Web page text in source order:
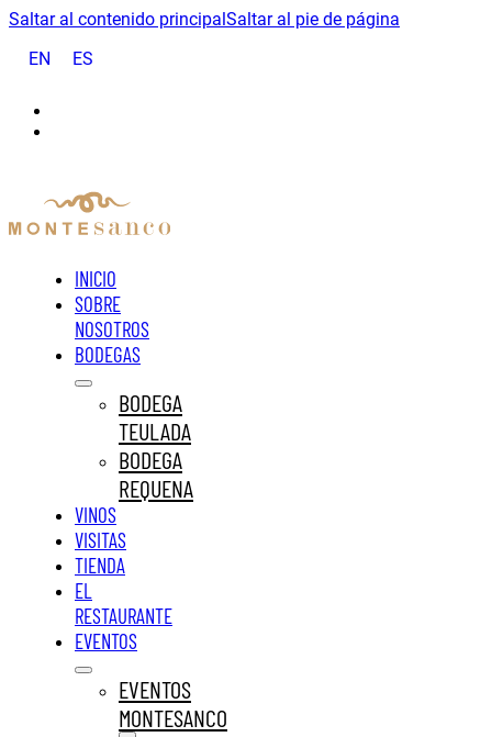
Saltar al contenido principalSaltar al pie de página
EN
ES
INICIO
SOBRE
NOSOTROS
BODEGAS
BODEGA
TEULADA
BODEGA
REQUENA
VINOS
VISITAS
TIENDA
EL
RESTAURANTE
EVENTOS
EVENTOS
MONTESANCO